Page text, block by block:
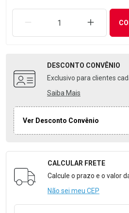
REMOVER UMA UNIDADE
DESCONTO CONVÊNIO
Exclusivo para clientes
Saiba Mais
Ver Desconto Convênio
Formulário para Calcular
CALCULAR FRETE
Calcule o prazo e o valor
Não sei meu CEP